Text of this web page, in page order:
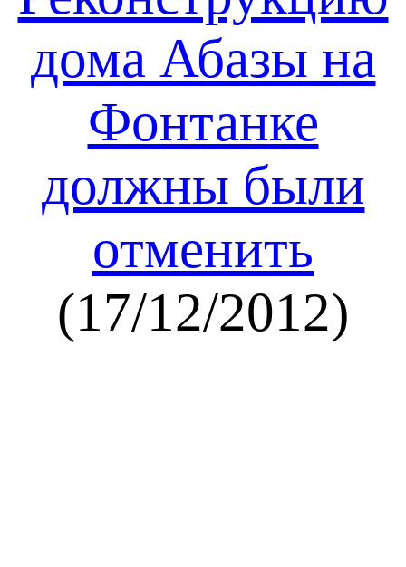
дома Абазы на
Фонтанке
должны были
отменить
(17/12/2012)